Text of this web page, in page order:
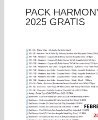
PACK
2025 GRATIS